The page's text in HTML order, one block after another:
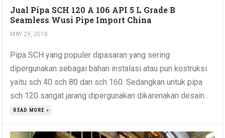
Jual Pipa SCH 120 A 106 API 5 L Grade B
Seamless Wusi Pipe Import China
MAY 29, 2018
Pipa SCH yang populer dipasaran yang sering
dipergunakan sebagai bahan instalasi atau pun kostruksi
yaitu sch 40 sch 80 dan sch 160. Sedangkan untuk pipa
sch 120 sangat jarang dipergunakan dikarenakan desain...
READ MORE »